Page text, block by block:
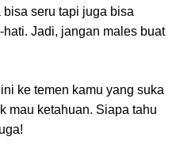
seru tapi juga bisa
Jadi, jangan males buat
ke temen kamu yang suka
mau ketahuan. Siapa tahu